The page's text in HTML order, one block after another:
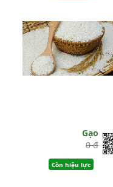
Gạo
0 đ
Còn hiệu lực